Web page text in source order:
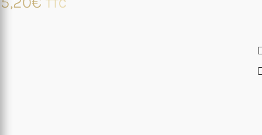
TTC